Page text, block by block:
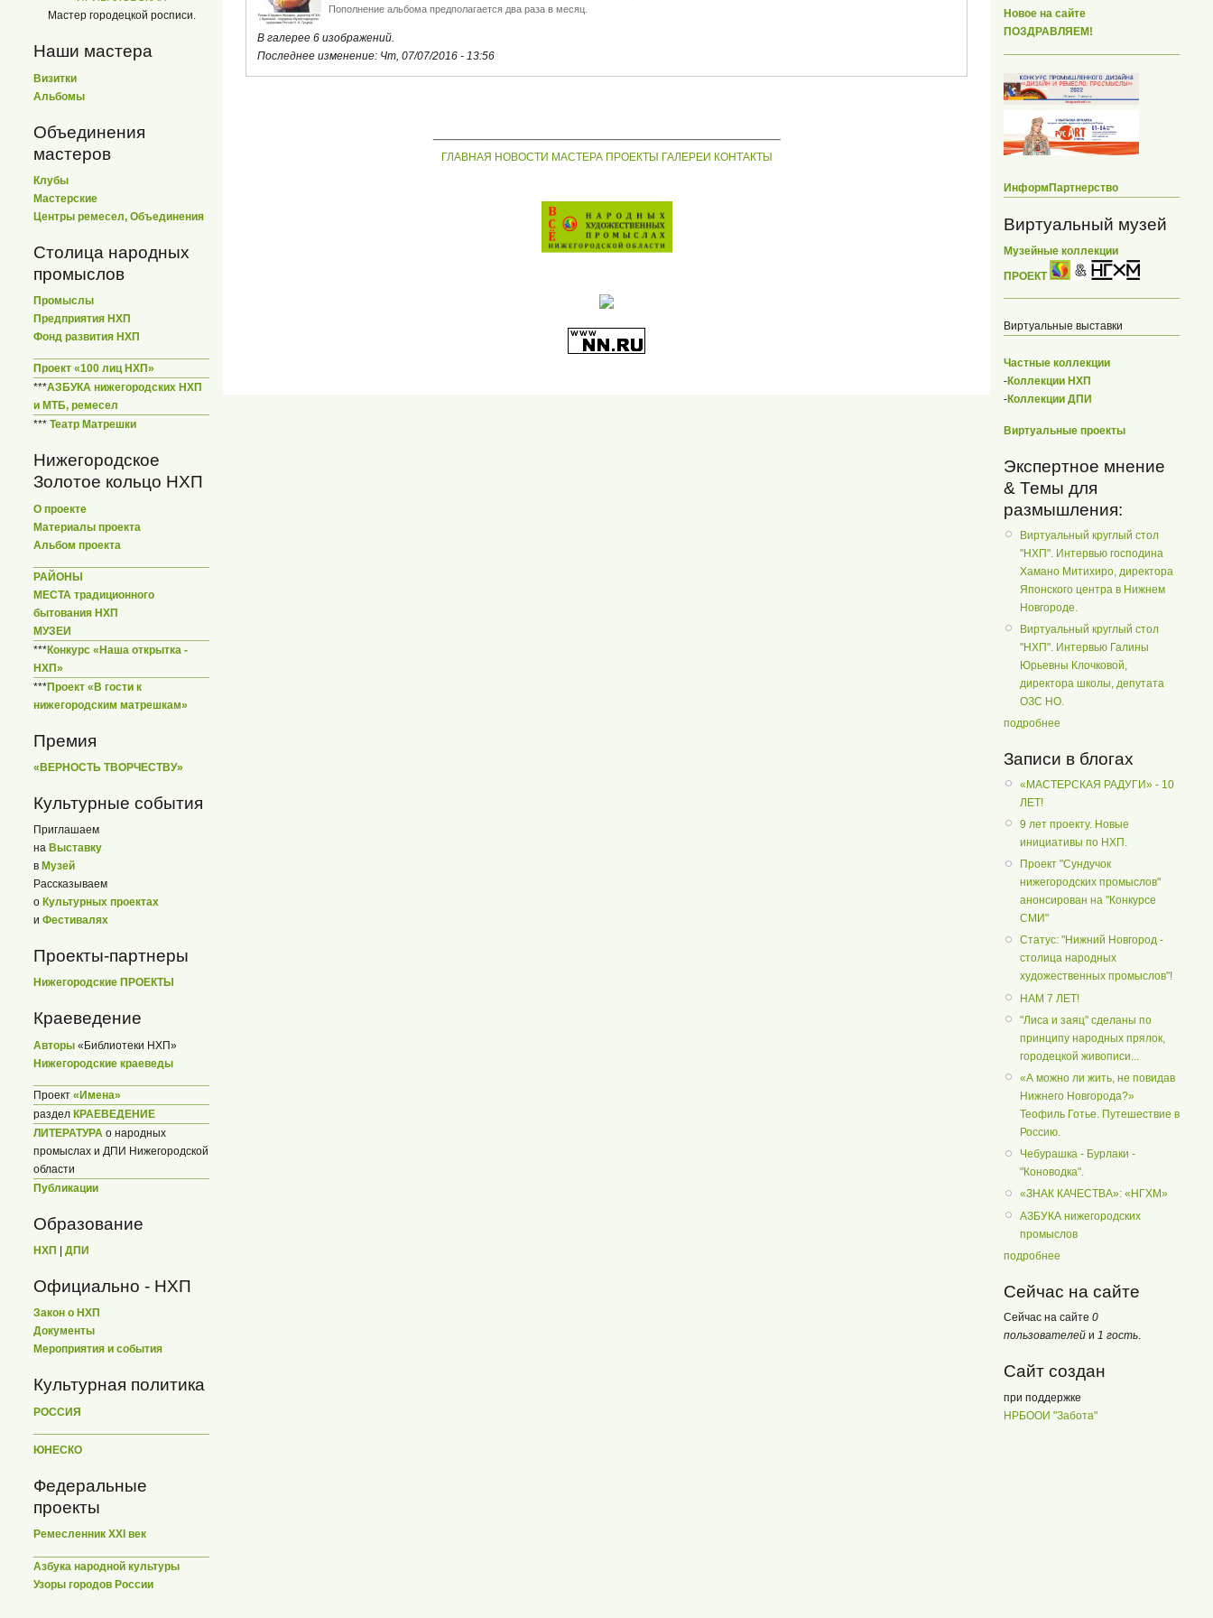
Мастер городецкой росписи.
Наши мастера
Визитки
Альбомы
Объединения
мастеров
Клубы
Мастерские
Центры ремесел, Объединения
Столица народных
промыслов
Промыслы
Предприятия НХП
Фонд развития НХП
Проект «100 лиц НХП»
***АЗБУКА нижегородских НХП
и МТБ, ремесел
*** Театр Матрешки
Нижегородское
Золотое кольцо НХП
О проекте
Материалы проекта
Альбом проекта
РАЙОНЫ
МЕСТА традиционного
бытования НХП
МУЗЕИ
***Конкурс «Наша открытка -
НХП»
***Проект «В гости к
нижегородским матрешкам»
Премия
«ВЕРНОСТЬ ТВОРЧЕСТВУ»
Культурные события
Приглашаем
на Выставку
в Музей
Рассказываем
о Культурных проектах
и Фестивалях
Проекты-партнеры
Нижегородские ПРОЕКТЫ
Краеведение
Авторы «Библиотеки НХП»
Нижегородские краеведы
Проект «Имена»
раздел КРАЕВЕДЕНИЕ
ЛИТЕРАТУРА о народных
промыслах и ДПИ Нижегородской
области
Публикации
Образование
НХП ДПИ
Официально - НХП
Закон о НХП
Документы
Мероприятия и события
Культурная политика
РОССИЯ
ЮНЕСКО
Федеральные
проекты
Ремесленник XXI век
Азбука народной культуры
Узоры городов России
Пополнение альбома предполагается два раза в месяц.
В галерее 6 изображений.
Последнее изменение: Чт, 07/07/2016 - 13:56
ГЛАВНАЯ НОВОСТИ МАСТЕРА ПРОЕКТЫ ГАЛЕРЕИ КОНТАКТЫ
Новое на сайте
ПОЗДРАВЛЯЕМ!
ИнформПартнерство
Виртуальный музей
Музейные коллекции
ПРОЕКТ
Виртуальные выставки
Частные коллекции
-Коллекции НХП
-Коллекции ДПИ
Виртуальные проекты
Экспертное мнение
& Темы для
размышления:
Виртуальный круглый стол
"НХП". Интервью господина
Хамано Митихиро, директора
Японского центра в Нижнем
Новгороде.
Виртуальный круглый стол
"НХП". Интервью Галины
Юрьевны Клочковой,
директора школы, депутата
ОЗС НО.
подробнее
Записи в блогах
«МАСТЕРСКАЯ РАДУГИ» - 10
ЛЕТ!
9 лет проекту. Новые
инициативы по НХП.
Проект "Сундучок
нижегородских промыслов"
анонсирован на "Конкурсе
СМИ"
Статус: "Нижний Новгород -
столица народных
художественных промыслов"!
НАМ 7 ЛЕТ!
"Лиса и заяц" сделаны по
принципу народных прялок,
городецкой живописи...
«А можно ли жить, не повидав
Нижнего Новгорода?»
Теофиль Готье. Путешествие в
Россию.
Чебурашка - Бурлаки -
"Коноводка".
«ЗНАК КАЧЕСТВА»: «НГХМ»
АЗБУКА нижегородских
промыслов
подробнее
Сейчас на сайте
Сейчас на сайте 0
пользователей и 1 гость
Сайт создан
при поддержке
НРБООИ "Забота"